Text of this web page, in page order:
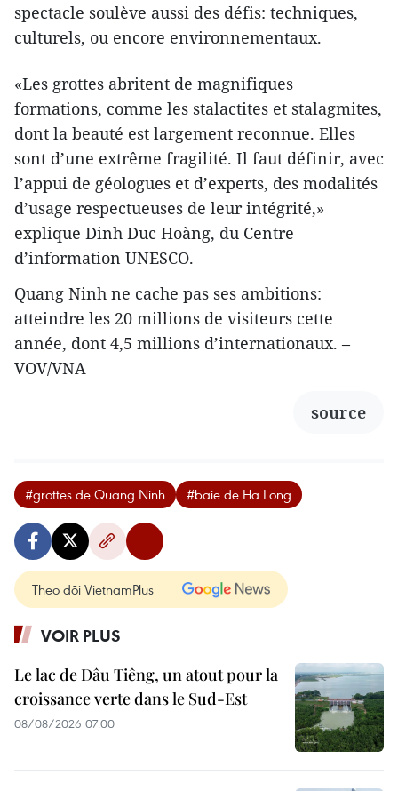
spectacle soulève aussi des défis: techniques,
culturels, ou encore environnementaux.
«Les grottes abritent de magnifiques
formations, comme les stalactites et stalagmites,
dont la beauté est largement reconnue. Elles
sont d’une extrême fragilité. Il faut définir, avec
l’appui de géologues et d’experts, des modalités
d’usage respectueuses de leur intégrité,»
explique Dinh Duc Hoàng, du Centre
d’information UNESCO.
Quang Ninh ne cache pas ses ambitions:
atteindre les 20 millions de visiteurs cette
année, dont 4,5 millions d’internationaux. –
VOV/VNA
source
#grottes de Quang Ninh #baie de Ha Long
Theo dõi VietnamPlus
VOIR PLUS
Le lac de Dâu Tiêng, un atout pour la
croissance verte dans le Sud-Est
08/08/2026 07:00